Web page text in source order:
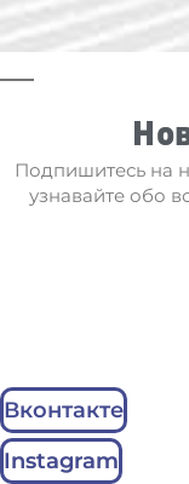
Подпишитесь на
узнавайте обо
Вконтакте
Instagram